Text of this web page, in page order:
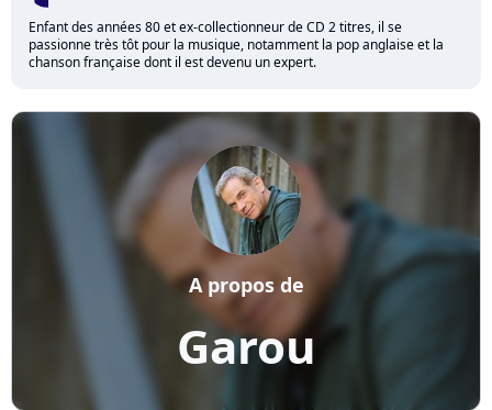
Enfant des années 80 et ex-collectionneur de CD 2 titres, il se
passionne très tôt pour la musique, notamment la pop anglaise et la
chanson française dont il est devenu un expert.
Garou
A propos de